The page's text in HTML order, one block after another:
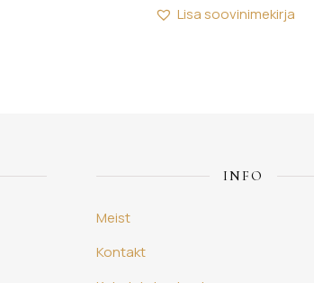
Lisa soovinimekirja
INFO
Meist
Kontakt